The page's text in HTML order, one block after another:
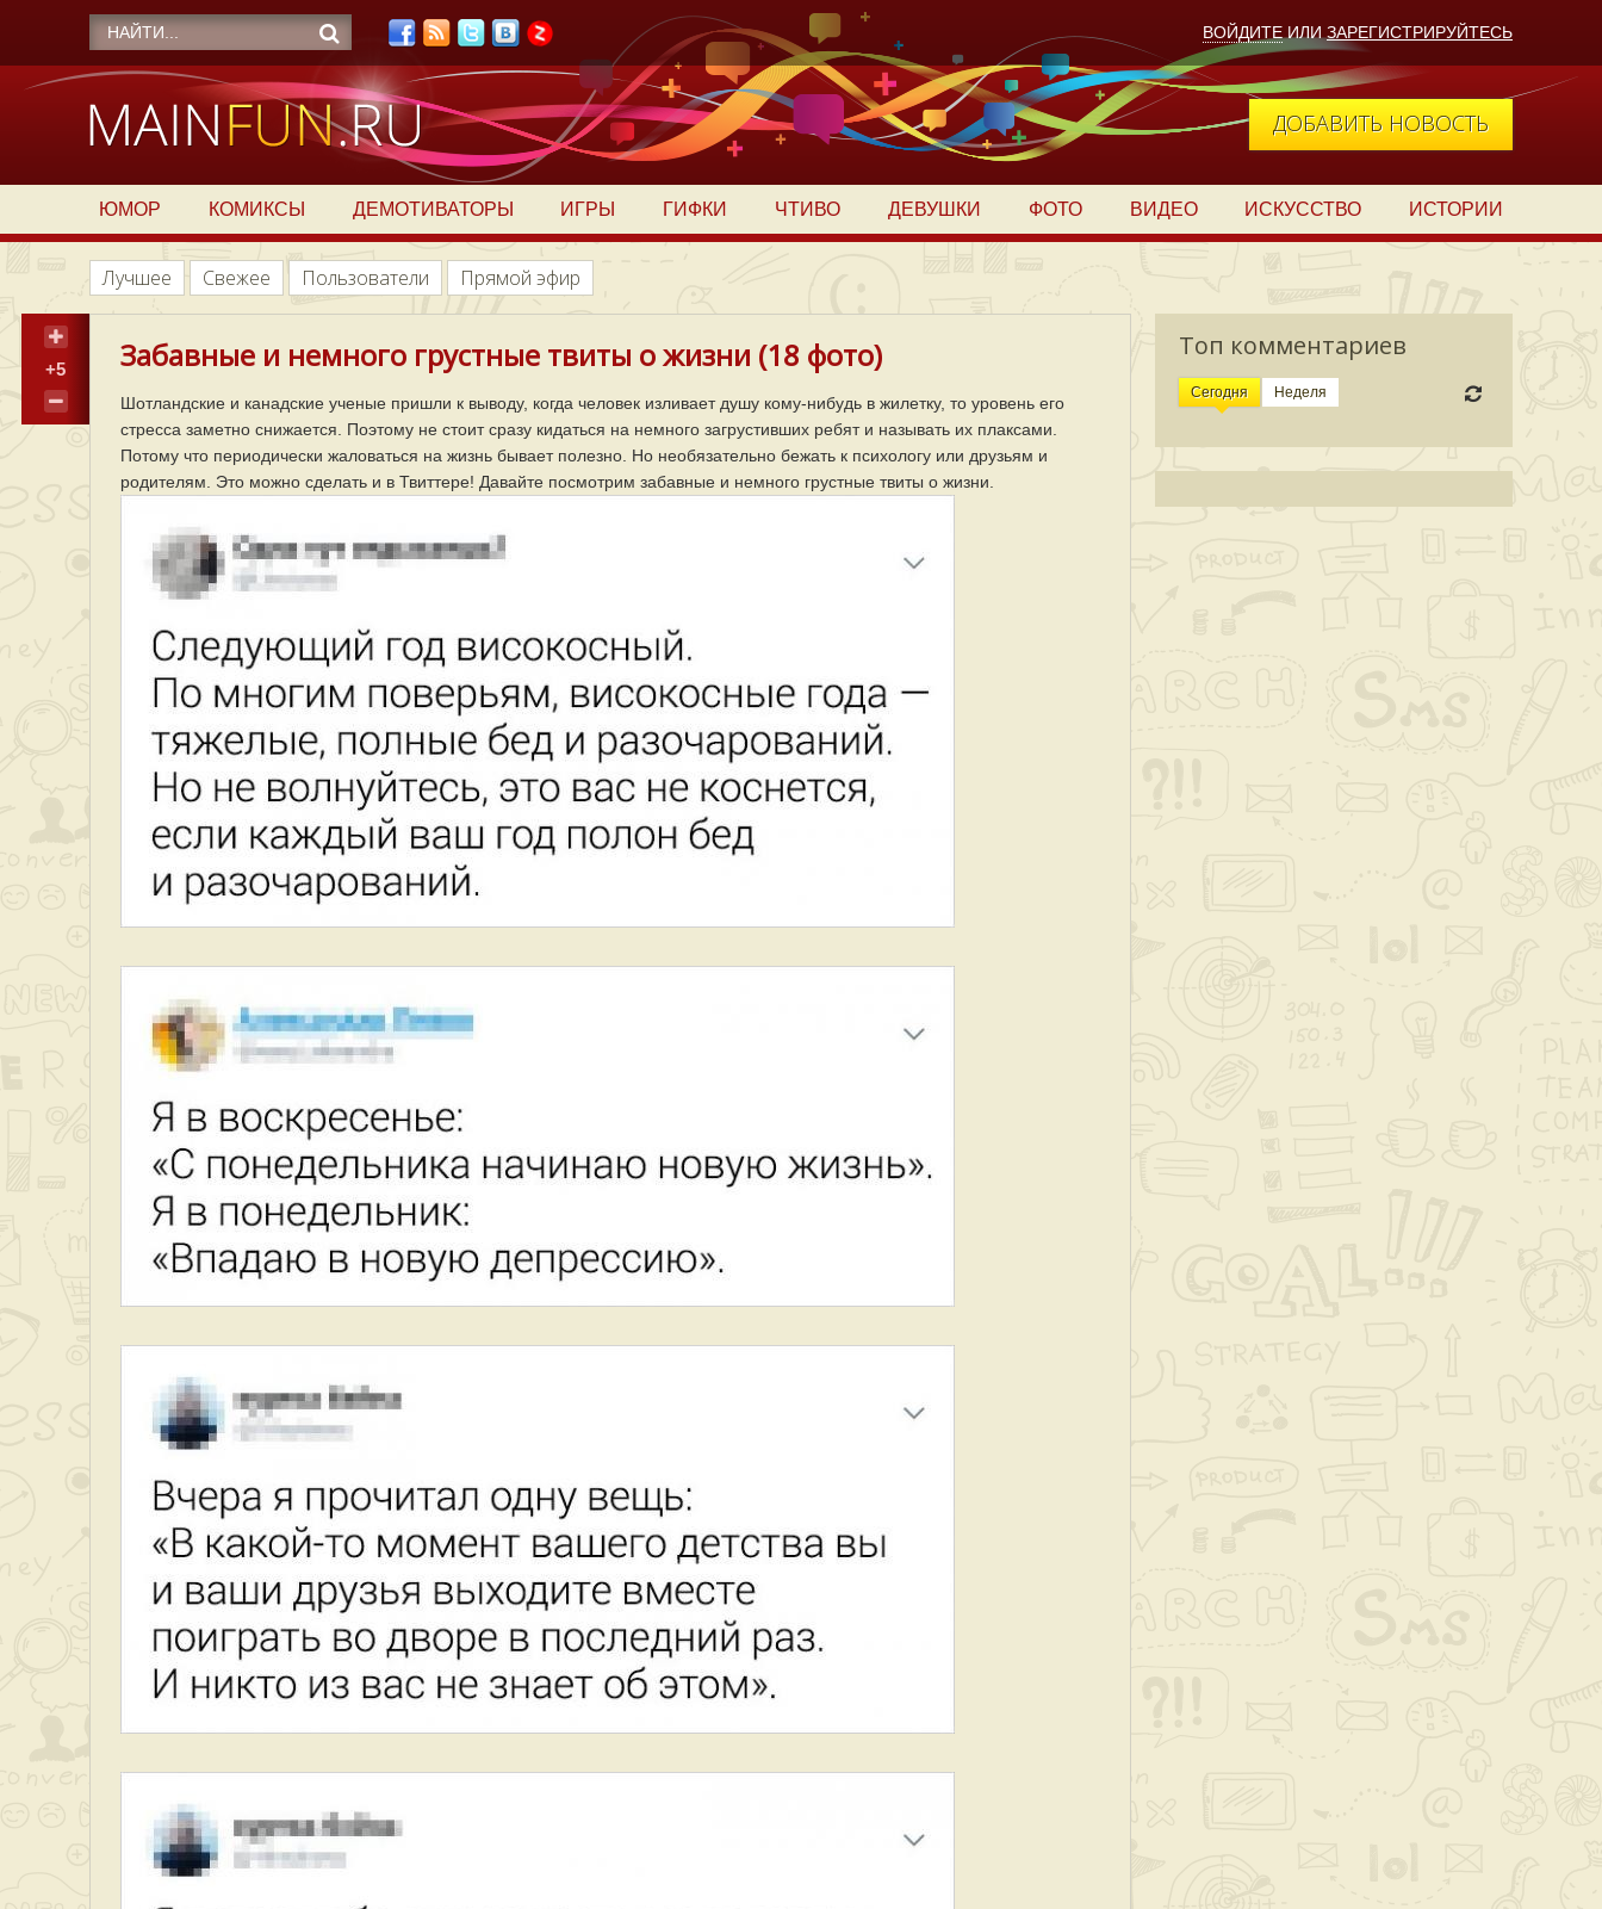
ВОЙДИТЕ ИЛИ ЗАРЕГИСТРИРУЙТЕСЬ
ДОБАВИТЬ НОВОСТЬ
ЮМОР КОМИКСЫ ДЕМОТИВАТОРЫ ИГРЫ ГИФКИ ЧТИВО ДЕВУШКИ ФОТО ВИДЕО ИСКУССТВО ИСТОРИИ
Лучшее Свежее Пользователи Прямой эфир
Топ комментариев
Сегодня Неделя
+5 Забавные и немного грустные твиты о жизни (18 фото)
Шотландские и канадские ученые пришли к выводу, когда человек изливает душу кому-нибудь в жилетку, то уровень его
стресса заметно снижается. Поэтому не стоит сразу кидаться на немного загрустивших ребят и называть их плаксами.
Потому что периодически жаловаться на жизнь бывает полезно. Но необязательно бежать к психологу или друзьям и
родителям. Это можно сделать и в Твиттере! Давайте посмотрим забавные и немного грустные твиты о жизни.